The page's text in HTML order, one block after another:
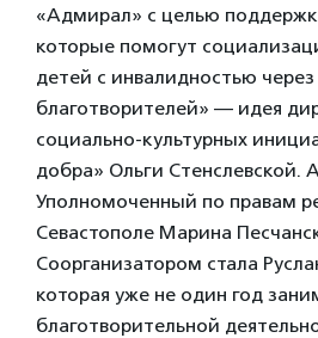
«Адмирал» с целью
которые помогут
детей с инвалидностью через
благотворителей» — идея
социально-культурных
добра» Ольги
Уполномоченный по правам
Севастополе Марина
Соорганизатором стала
которая уже не один год
благотворительной